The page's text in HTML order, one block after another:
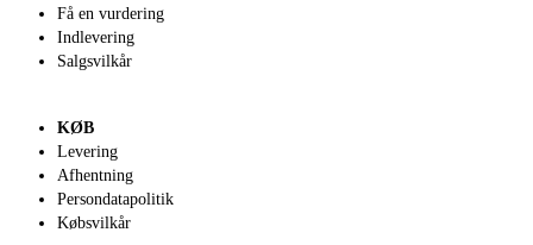
Få en vurdering
Indlevering
Salgsvilkår
KØB
Levering
Afhentning
Persondatapolitik
Købsvilkår